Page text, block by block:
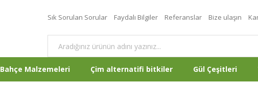
Sık Sorulan Sorular Faydalı Bilgiler Referanslar Bize ulaşın
Bahçe Malzemeleri Çim alternatifi bitkiler Gül Çeşitleri